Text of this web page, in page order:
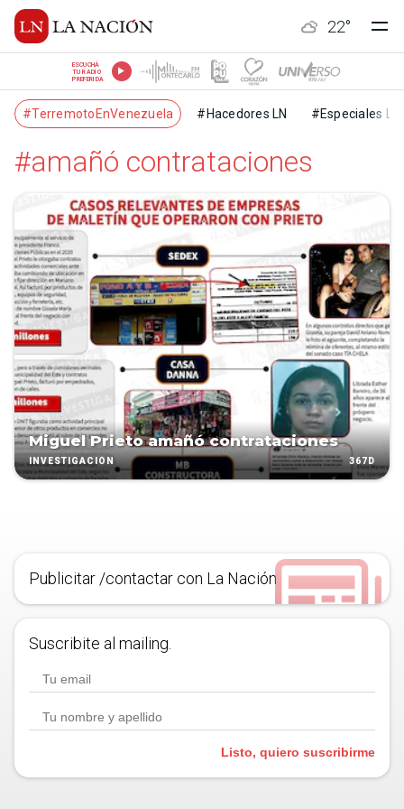
22°
ESCUCHÁ
TU RADIO
PREFERIDA
#TerremotoEnVenezuela #Hacedores LN #Especiales LN
#amañó contrataciones
Miguel Prieto amañó contrataciones
INVESTIGACIÓN 367D
Publicitar /contactar con La Nación
Suscribite al mailing.
Listo, quiero suscribirme